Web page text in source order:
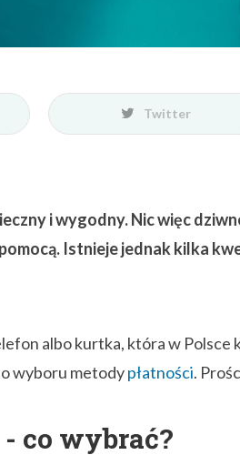
Twitter
i wygodny. Nic więc
Istnieje jednak kilka
albo kurtka, która w Polsce
wyboru metodypłatności.
- co wybrać?